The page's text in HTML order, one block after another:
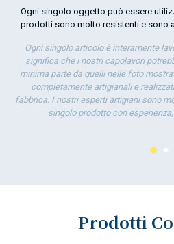
Ogni singolo oggetto può essere
prodotti sono molto resistenti e sono
Ogni singolo articolo è interamente
significa che i nostri capolavori
minima parte da quelli nelle foto
completamente artigianali e
fabbrica. I nostri esperti artigiani sono
singolo prodotto con
Prodotti